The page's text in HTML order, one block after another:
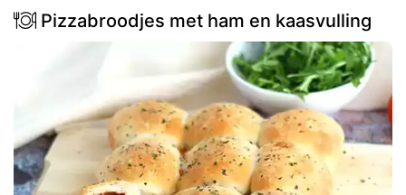
Pizzabroodjes met ham en kaasvulling